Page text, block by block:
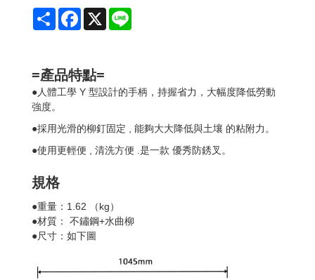
Share Facebook
X
=產品特點=
●人體工學 Y 型設計的手柄，持握省力，大幅度降低勞動
強度。
●採用光滑的柳釘固定 , 能夠大大降低與土壤 的粘附力。
●使用更輕便 , 清洗方便 .是一款 優秀防銹叉。
規格
●重量： 1.62 （ kg ）
●材質： 不鏽鋼+水曲柳
●尺寸：如下圖